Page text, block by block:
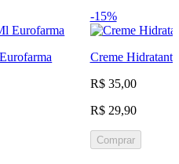
-15%
Creme
R$ 35,00
R$ 29,90
Comprar